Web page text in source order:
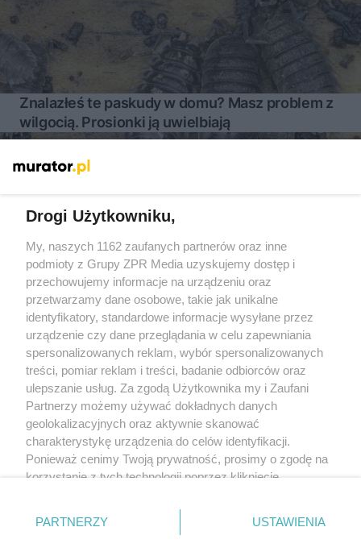
Znalazłeś te paskudy w domu? Masz problem z
wilgocią. Prosionki ją uwielbiają
Żaden utwór zamieszczony w serwisie nie może być powielany i
rozpowszechniany lub dalej rozpowszechniany w jakikolwiek sposób
(w tym także elektroniczny lub mechaniczny) na jakimkolwiek polu
eksploatacji w jakiejkolwiek formie, włącznie z umieszczaniem w
Internecie bez pisemnej zgody właściciela praw. Jakiekolwiek użycie
lub wykorzystanie utworów w całości lub w części z naruszeniem
prawa, tzn. bez właściwej zgody, jest zabronione pod groźbą kary i
może być ścigane prawnie.
Drogi Użytkowniku,
My, naszych 1162 zaufanych partnerów oraz inne
podmioty z Grupy ZPR Media uzyskujemy dostęp i
przechowujemy informacje na urządzeniu oraz
przetwarzamy dane osobowe, takie jak unikalne
identyfikatory, standardowe informacje wysyłane przez
urządzenie czy dane przeglądania w celu zapewniania
spersonalizowanych reklam, wybór spersonalizowanych
treści, pomiar reklam i treści, badanie odbiorców oraz
ulepszanie usług. Za zgodą Użytkownika my i Zaufani
Partnerzy możemy używać dokładnych danych
geolokalizacyjnych oraz aktywnie skanować
charakterystykę urządzenia do celów identyfikacji.
Ponieważ cenimy Twoją prywatność, prosimy o zgodę na
korzystanie z tych technologii poprzez kliknięcie
zmienić/wycofać klikając przycisk ustawień prywatności
znajdujący się w lewym dolnym rogu strony
PARTNERZY USTAWIENIA